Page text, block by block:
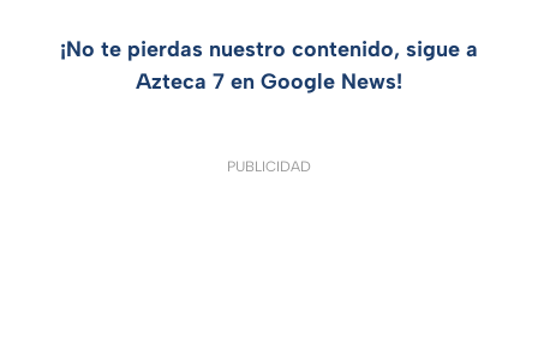
¡No te pierdas nuestro contenido, sigue a
Azteca 7 en Google News!
PUBLICIDAD